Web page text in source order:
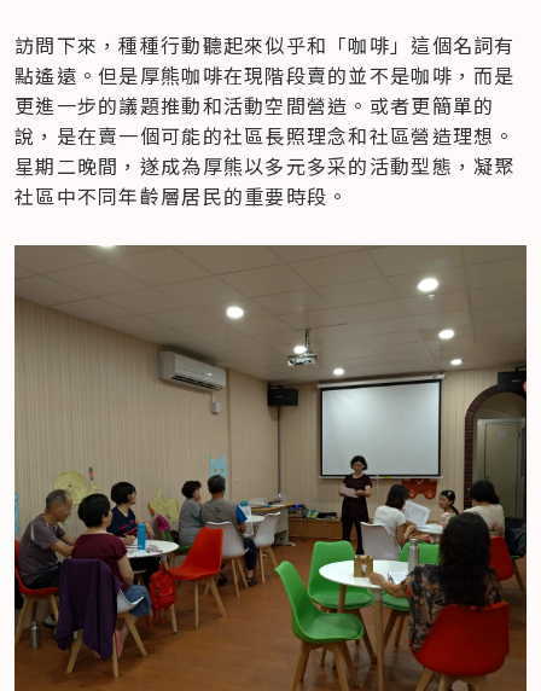
訪問下來，種種行動聽起來似乎和「咖啡」這個名詞有
點遙遠。但是厚熊咖啡在現階段賣的並不是咖啡，而是
更進一步的議題推動和活動空間營造。或者更簡單的
說，是在賣一個可能的社區長照理念和社區營造理想。
星期二晚間，遂成為厚熊以多元多采的活動型態，凝聚
社區中不同年齡層居民的重要時段。